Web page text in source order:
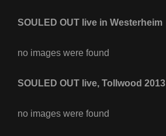
SOULED OUT live in Westerheim
no images were found
SOULED OUT live, Tollwood 2013
no images were found